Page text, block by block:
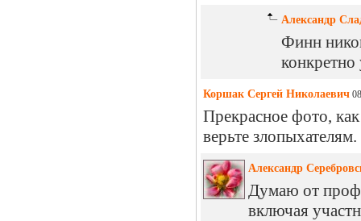
Александр
Финн
конкретно
Коршак Сергей Николаевич
Прекрасное фото,
верьте
Александр
Думаю от
включая